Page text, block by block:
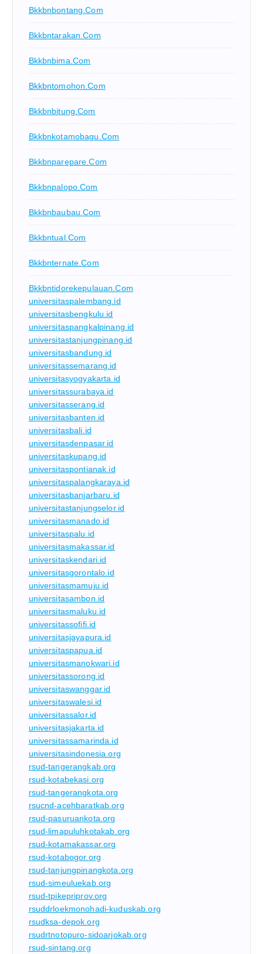
Bkkbnbontang.com
Bkkbntarakan.com
Bkkbnbima.com
Bkkbntomohon.com
Bkkbnbitung.com
Bkkbnkotamobagu.com
Bkkbnparepare.com
Bkkbnpalopo.com
Bkkbnbaubau.com
Bkkbntual.com
Bkkbnternate.com
Bkkbntidorekepulauan.com
universitaspalembang.id
universitasbengkulu.id
universitaspangkalpinang.id
universitastanjungpinang.id
universitasbandung.id
universitassemarang.id
universitasyogyakarta.id
universitassurabaya.id
universitasserang.id
universitasbanten.id
universitasbali.id
universitasdenpasar.id
universitaskupang.id
universitaspontianak.id
universitaspalangkaraya.id
universitasbanjarbaru.id
universitastanjungselor.id
universitasmanado.id
universitaspalu.id
universitasmakassar.id
universitaskendari.id
universitasgorontalo.id
universitasmamuju.id
universitasambon.id
universitasmaluku.id
universitassofifi.id
universitasjayapura.id
universitaspapua.id
universitasmanokwari.id
universitassorong.id
universitaswanggar.id
universitaswalesi.id
universitassalor.id
universitasjakarta.id
universitassamarinda.id
universitasindonesia.org
rsud-tangerangkab.org
rsud-kotabekasi.org
rsud-tangerangkota.org
rsucnd-acehbaratkab.org
rsud-pasuruankota.org
rsud-limapuluhkotakab.org
rsud-kotamakassar.org
rsud-kotabogor.org
rsud-tanjungpinangkota.org
rsud-simeuluekab.org
rsud-tpikepriprov.org
rsuddrloekmonohadi-kuduskab.org
rsudksa-depok.org
rsudrtnotopuro-sidoarjokab.org
rsud-sintang.org